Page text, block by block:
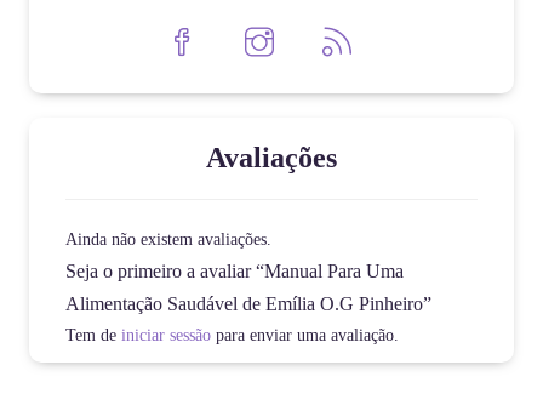
Avaliações
Ainda não existem avaliações.
Seja o primeiro a avaliar “Manual Para Uma
Alimentação Saudável de Emília O.G Pinheiro”
Tem de iniciar sessãopara enviar uma avaliação.